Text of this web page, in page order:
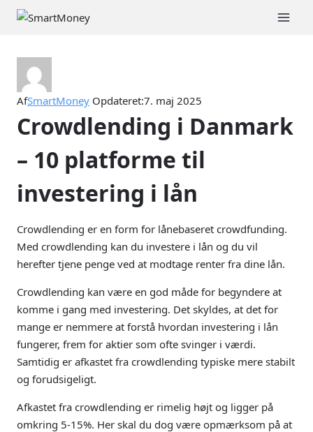
Fortsæt
AfSmartMoney Opdateret:7. maj 2025
Crowdlending i Danmark
– 10 platforme til
investering i lån
Crowdlending er en form for lånebaseret crowdfunding.
Med crowdlending kan du investere i lån og du vil
herefter tjene penge ved at modtage renter fra dine lån.
Crowdlending kan være en god måde for begyndere at
komme i gang med investering. Det skyldes, at det for
mange er nemmere at forstå hvordan investering i lån
fungerer, frem for aktier som ofte svinger i værdi.
Samtidig er afkastet fra crowdlending typiske mere stabilt
og forudsigeligt.
Afkastet fra crowdlending er rimelig højt og ligger på
omkring 5-15%. Her skal du dog være opmærksom på at